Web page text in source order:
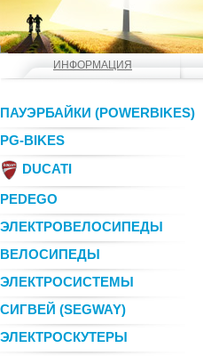
ИНФОРМАЦИЯ
ПАУЭРБАЙКИ (POWERBIKES)
PG-BIKES
DUCATI
PEDEGO
ЭЛЕКТРОВЕЛОСИПЕДЫ
ВЕЛОСИПЕДЫ
ЭЛЕКТРОСИСТЕМЫ
СИГВЕЙ (SEGWAY)
ЭЛЕКТРОСКУТЕРЫ